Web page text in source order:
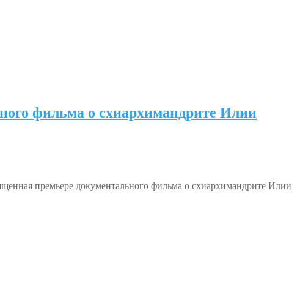
фильма о схиархимандрите Илии
премьере документального фильма о схиархимандрите Илии